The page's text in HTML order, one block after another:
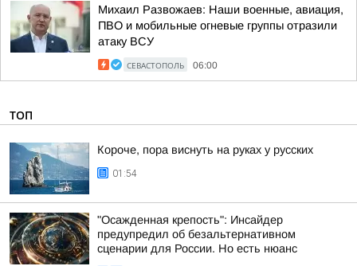
Михаил Развожаев: Наши военные, авиация,
ПВО и мобильные огневые группы отразили
атаку ВСУ
СЕВАСТОПОЛЬ 06:00
ТОП
Короче, пора виснуть на руках у русских
01:54
"Осажденная крепость": Инсайдер
предупредил об безальтернативном
сценарии для России. Но есть нюанс